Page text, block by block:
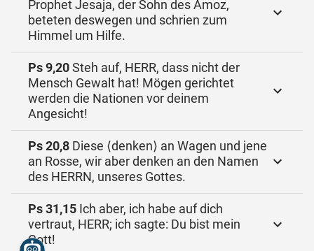
Prophet Jesaja, der Sohn des Amoz,
beteten deswegen und schrien zum
Himmel um Hilfe.
Ps 9,20Steh auf, HERR, dass nicht der
Mensch Gewalt hat! Mögen gerichtet
werden die Nationen vor deinem
Angesicht!
Ps 20,8 Diese ⟨denken⟩ an Wagen und jene
an Rosse, wir aber denken an den Namen
des HERRN, unseres Gottes.
Ps 31,15 Ich aber, ich habe auf dich
vertraut, HERR; ich sagte: Du bist mein
Gott!